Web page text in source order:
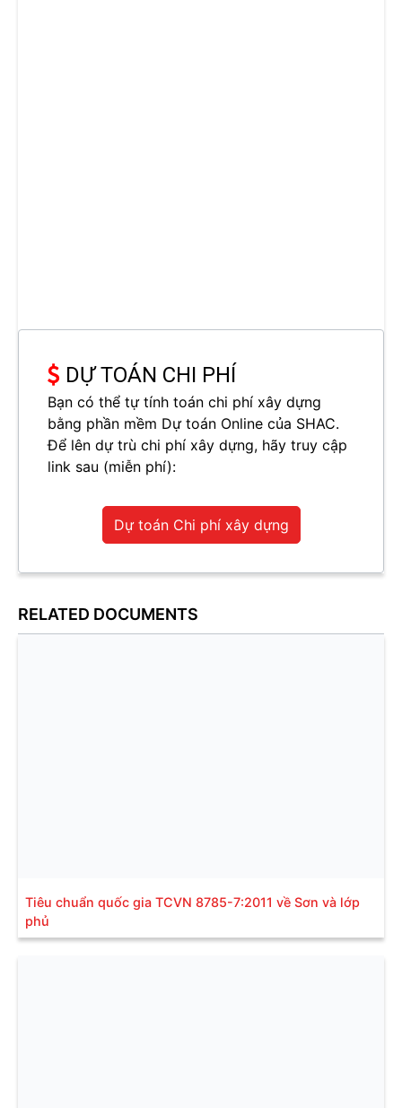
DỰ TOÁN CHI PHÍ
Bạn có thể tự tính toán chi phí xây dựng
bằng phần mềm Dự toán Online của SHAC.
Để lên dự trù chi phí xây dựng, hãy truy cập
link sau (miễn phí):
Dự toán Chi phí xây dựng
RELATED DOCUMENTS
Tiêu chuẩn quốc gia TCVN 8785-7:2011 về Sơn và lớp
phủ